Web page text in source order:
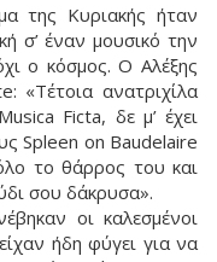
της Κυριακής ήταν
σ’ έναν μουσικό την
ο κόσμος. Ο Αλέξης
«Τέτοια ανατριχίλα
Ficta, δε μ’ έχει
Spleen on Baudelaire
το θάρρος του και
σου δάκρυσα».
οι καλεσμένοι
ήδη φύγει για να